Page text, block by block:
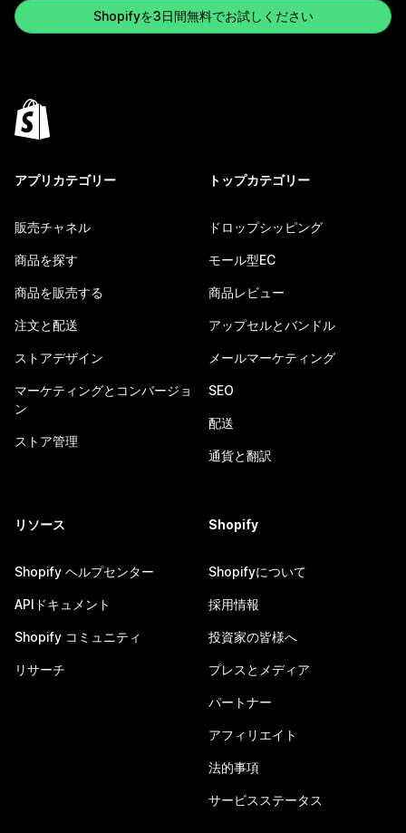
Shopifyを3日間無料でお試しください
アプリカテゴリー
販売チャネル
商品を探す
商品を販売する
注文と配送
ストアデザイン
マーケティングとコンバージョ
ン
ストア管理
トップカテゴリー
ドロップシッピング
モール型EC
商品レビュー
アップセルとバンドル
メールマーケティング
SEO
配送
通貨と翻訳
リソース
Shopify ヘルプセンター
APIドキュメント
Shopify コミュニティ
リサーチ
Shopify
Shopifyについて
採用情報
投資家の皆様へ
プレスとメディア
パートナー
アフィリエイト
法的事項
サービスステータス